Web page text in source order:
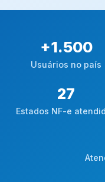
+1.500
Usuários no país
27
Estados NF-e